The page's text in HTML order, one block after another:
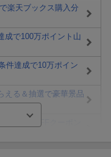
楽天ブックス購入分
成で100万ポイント山
件達成で10万ポイン
える＆抽選で豪華景品